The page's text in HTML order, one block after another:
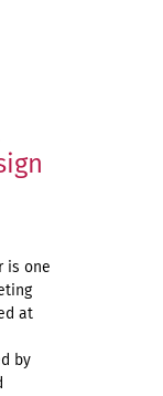
is one
at
by